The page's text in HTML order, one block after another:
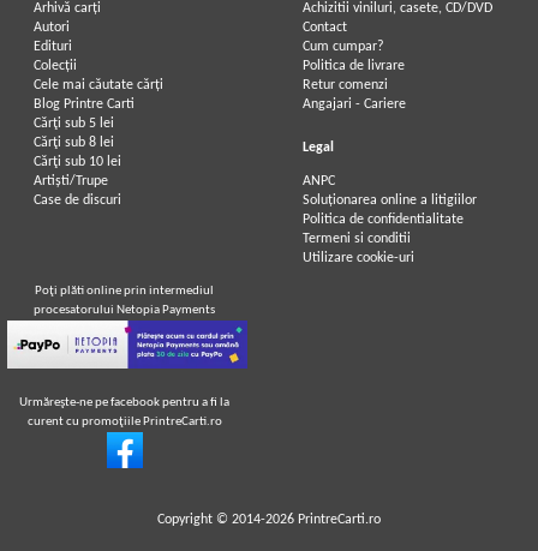
Arhivă carți
Autori
Edituri
Colecții
Cele mai căutate cărți
Blog Printre Carti
Cărţi sub 5 lei
Cărţi sub 8 lei
Cărţi sub 10 lei
Artiști/Trupe
Case de discuri
Achizitii viniluri, casete, CD/DVD
Contact
Cum cumpar?
Politica de livrare
Retur comenzi
Angajari - Cariere
Legal
ANPC
Soluționarea online a litigiilor
Politica de confidentialitate
Termeni si conditii
Utilizare cookie-uri
Poţi plăti online prin intermediul
procesatorului Netopia Payments
Urmăreşte-ne pe facebook pentru a fi la
curent cu promoţiile PrintreCarti.ro
Copyright © 2014-2026 PrintreCarti.ro